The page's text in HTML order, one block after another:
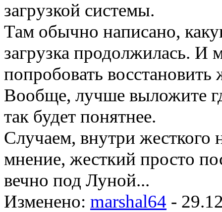
загрузкой системы.
Там обычно написано,
загрузка продолжилась. И
попробовать восстановить
Вообще, лучше выложите
так будет понятнее.
Случаем, внутри жесткого
мнение, жесткий просто
вечно под Луной...
Изменено: marshal64 -